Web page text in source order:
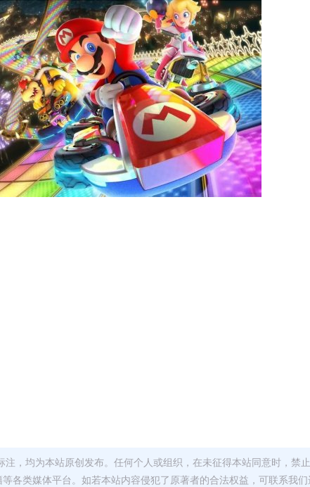
，均为本站原创发布。任何个人或组织，在未征得本站同意时，禁
各类媒体平台。如若本站内容侵犯了原著者的合法权益，可联系我们